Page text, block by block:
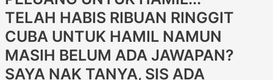
TELAH HABIS RIBUAN RINGGIT
CUBA UNTUK HAMIL NAMUN
MASIH BELUM ADA JAWAPAN?
SAYA NAK TANYA, SIS ADA